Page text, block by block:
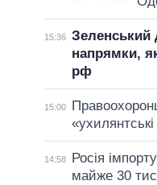
15:36 Зеленський
напрямки,
рф
15:00
14:58
Росія
майже 30